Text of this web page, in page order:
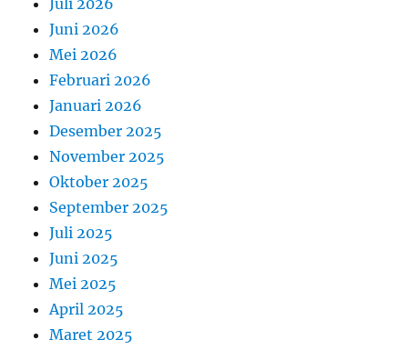
Juli 2026
Juni 2026
Mei 2026
Februari 2026
Januari 2026
Desember 2025
November 2025
Oktober 2025
September 2025
Juli 2025
Juni 2025
Mei 2025
April 2025
Maret 2025